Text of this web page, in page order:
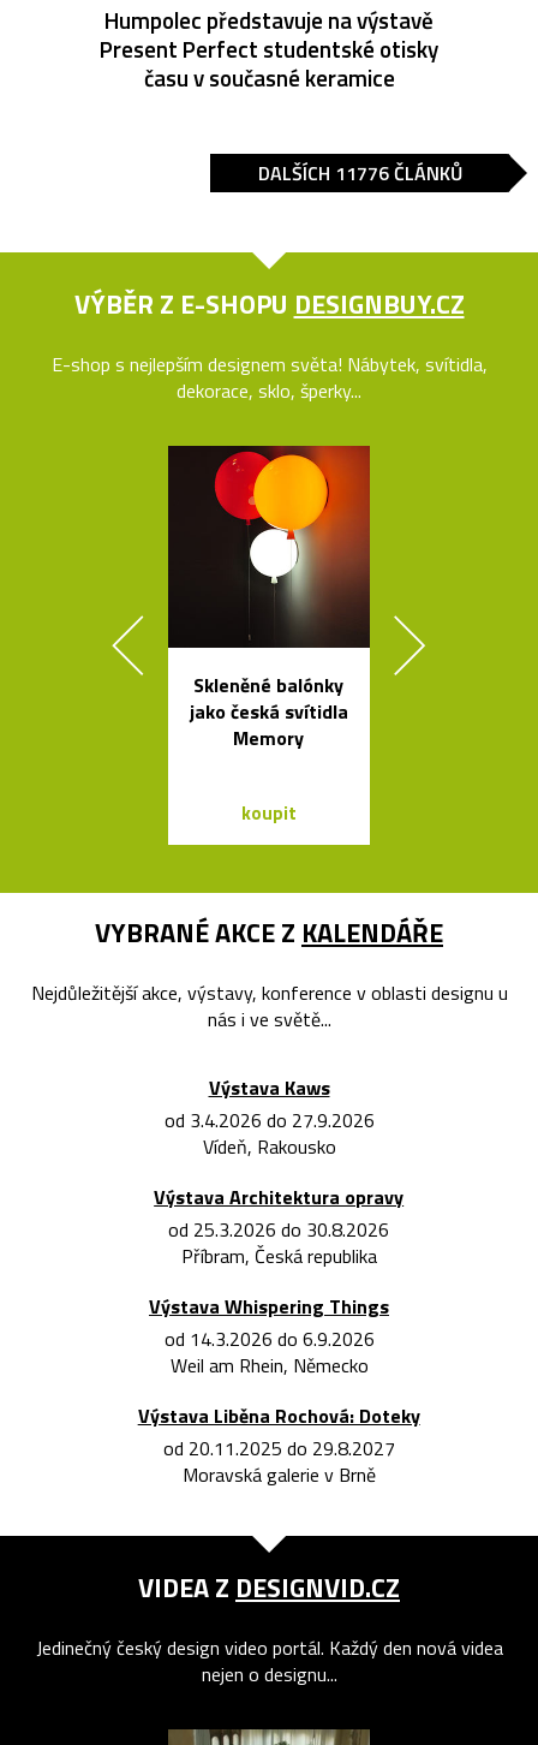
Humpolec představuje na výstavě
Present Perfect studentské otisky
času v současné keramice
DALŠÍCH 11776 ČLÁNKŮ
VÝBĚR Z E-SHOPU DESIGNBUY.CZ
E-shop s nejlepším designem světa! Nábytek, svítidla,
dekorace, sklo, šperky...
Skleněné balónky
jako česká svítidla
Memory
koupit
VYBRANÉ AKCE Z KALENDÁŘE
Nejdůležitější akce, výstavy, konference v oblasti designu u
nás i ve světě...
Výstava Kaws
od 3.4.2026 do 27.9.2026
Vídeň, Rakousko
Výstava Architektura opravy
od 25.3.2026 do 30.8.2026
Příbram, Česká republika
Výstava Whispering Things
od 14.3.2026 do 6.9.2026
Weil am Rhein, Německo
Výstava Liběna Rochová: Doteky
od 20.11.2025 do 29.8.2027
Moravská galerie v Brně
VIDEA Z DESIGNVID.CZ
Jedinečný český design video portál. Každý den nová videa
nejen o designu...